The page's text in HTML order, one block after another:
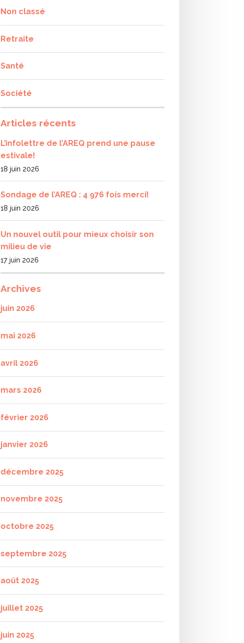
Non classé
Retraite
Santé
Société
Articles récents
L’infolettre de l’AREQ prend une pause
estivale!
18 juin 2026
Sondage de l’AREQ : 4 976 fois merci!
18 juin 2026
Un nouvel outil pour mieux choisir son
milieu de vie
17 juin 2026
Archives
juin 2026
mai 2026
avril 2026
mars 2026
février 2026
janvier 2026
décembre 2025
novembre 2025
octobre 2025
septembre 2025
août 2025
juillet 2025
juin 2025